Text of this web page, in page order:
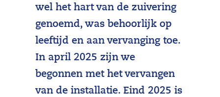
wel het hart van de zuivering
genoemd, was behoorlijk op
leeftijd en aan vervanging toe.
In april 2025 zijn we
begonnen met het vervangen
van de installatie. Eind 2025 is